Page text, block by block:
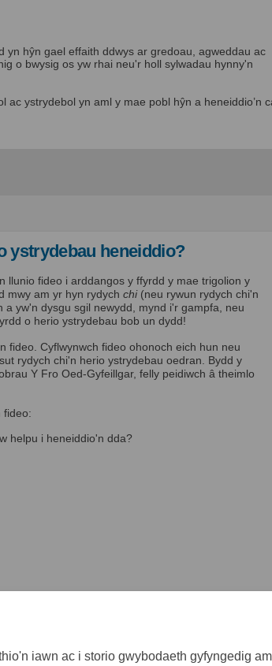
iawn ac i storio gwybodaeth gyfyngedig
yn hŷn gael effaith ddwys ar gredoau, agweddau ac
o bwysig os yw rhai neu'r holl sylwadau hynny'n
ystrydebol yn aml y mae pobl hŷn a heneiddio’n
ystrydebau heneiddio?
llunio fideo i arddangos y ffyrdd y mae trigolion y
mwy am yr hyn rydych chi (neu rywun rydych chi'n
yw'n dysgu sgil newydd, mynd i'r gampfa, neu
o herio ystrydebau bob un dydd!
fideo. Cyflwynwch fideo ohonoch eich hun neu
rydych chi'n herio ystrydebau oedran. Bydd y
Y Fro Oed-Gyfeillgar, felly peidiwch â theimlo
fideo:
helpu i heneiddio'n dda?